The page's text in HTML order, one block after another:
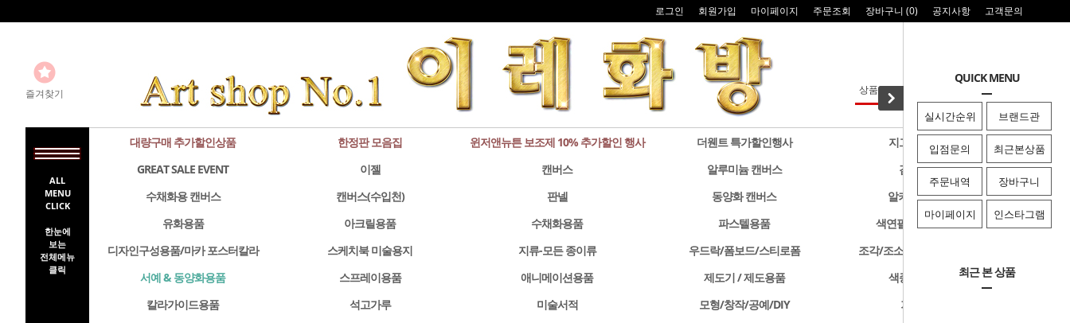
QUICK MENU
실시간순위 브랜드관
입점문의 최근본상품
주문내역 장바구니
마이페이지 인스타그램
최근 본 상품
로그인 회원가입 마이페이지 주문조회 장바구니 (0) 공지사항 고객문의
즐겨찾기
ALL
MENU
CLICK
한눈에
보는
전체메뉴
클릭
대량구매 추가할인상품 한정판 모음집 윈저앤뉴튼 보조제 10% 추가할인 행사 더웬트 특가할인행사
지그 특가할인행사
GREAT SALE EVENT
이젤 캔버스 알루미늄 캔버스
검정색 캔버스
수채화용 캔버스
캔버스(수입천) 판넬 동양화 캔버스
알키드물감 및 용품
유화용품
아크릴용품 수채화용품 파스텔용품
색연필/연필/드로잉용품
디자인구성용품/마카 포스터칼라
스케치북 미술용지 지류-모든 종이류 우드락/폼보드/스티로폼
조각/조소용품/클레이/판화용품
서예 & 동양화용품
스프레이용품 애니메이션용품 제도기 / 제도용품
색종이 & 종이접기
칼라가이드용품
석고가루 미술서적 모형/창작/공예/DIY
기타화방용품